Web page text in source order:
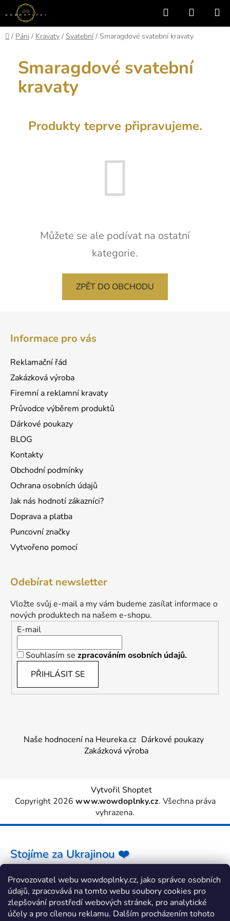
Provozovatel webu wowdoplnky.cz, jako správce osobních
údajů, zpracovává na tomto webu soubory cookies pro
zlepšování prostředí webových stránek, pro analytické
účely a pro cílenou reklamu. Dalším procházením tohoto
Přejít
na
obsah
Hledat
KOŠÍK
Domů
/ Páni / Kravaty / Svatební / Smaragdové svatební kravaty
Smaragdové svatební
kravaty
Produkty teprve připravujeme.
Můžete se ale podívat na ostatní
kategorie.
ZPĚT DO OBCHODU
Informace pro vás
Reklamační řád
Zakázková výroba
Firemní a reklamní kravaty
Průvodce výběrem produktů
Dárkové poukazy
BLOG
Kontakty
Obchodní podmínky
Ochrana osobních údajů
Jak nás hodnotí zákazníci?
Doprava a platba
Puncovní značky
Vytvořeno pomocí
Odebírat newsletter
Vložte svůj e-mail a my vám budeme zasílat informace o
nových produktech na našem e-shopu.
E-mail
Souhlasím se zpracováním osobních údajů.
PŘIHLÁSIT SE
Naše hodnocení na Heureka.cz Dárkové poukazy
Zakázková výroba
Vytvořil Shoptet
Copyright 2026 www.wowdoplnky.cz. Všechna práva
vyhrazena.
Stojíme za Ukrajinou ❤️
Jak a čím pomoci »